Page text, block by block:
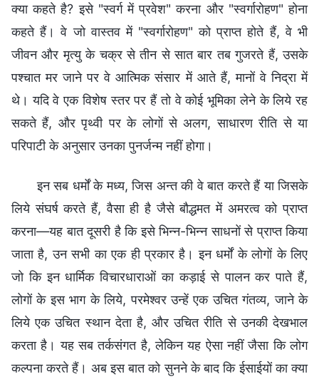
क्या कहते है? इसे "स्वर्ग में प्रवेश" करना और "स्वर्गारोहण" होना
कहते हैं। वे जो वास्तव में "स्वर्गारोहण" को प्राप्त होते हैं, वे भी
जीवन और मृत्यु के चक्र से तीन से सात बार तब गुजरते हैं, उसके
पश्चात मर जाने पर वे आत्मिक संसार में आते हैं, मानों वे निद्रा में
थे। यदि वे एक विशेष स्तर पर हैं तो वे कोई भूमिका लेने के लिये रह
सकते हैं, और पृथ्वी पर के लोगों से अलग, साधारण रीति से या
परिपाटी के अनुसार उनका पुनर्जन्म नहीं होगा।
इन सब धर्मों के मध्य, जिस अन्त की वे बात करते हैं या जिसके
लिये संघर्ष करते हैं, वैसा ही है जैसे बौद्धमत में अमरत्व को प्राप्त
करना—यह बात दूसरी है कि इसे भिन्न-भिन्न साधनों से प्राप्त किया
जाता है, उन सभी का एक ही प्रकार है। इन धर्मों के लोगों के लिए
जो कि इन धार्मिक विचारधाराओं का कड़ाई से पालन कर पाते हैं,
लोगों के इस भाग के लिये, परमेश्वर उन्हें एक उचित गंतव्य, जाने के
लिये एक उचित स्थान देता है, और उचित रीति से उनकी देखभाल
करता है। यह सब तर्कसंगत है, लेकिन यह ऐसा नहीं जैसा कि लोग
कल्पना करते हैं। अब इस बात को सुनने के बाद कि ईसाईयों का क्या